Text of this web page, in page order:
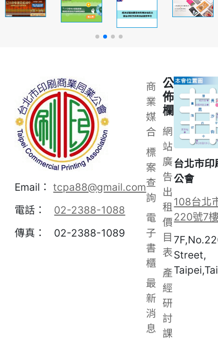
Email：tcpa88@gmail.com
電話： 02-2388-1088
傳真： 02-2388-1089
商
業
媒
合
標
案
查
詢
電
子
書
櫃
最
新
消
息
公
佈
欄
網
站
廣
告
出
租
價
目
表
產
經
研
討
課
台北市
公會
108台北
220號7
Street,